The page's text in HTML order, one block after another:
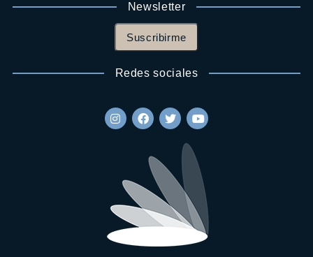
Newsletter
Suscribirme
Redes sociales